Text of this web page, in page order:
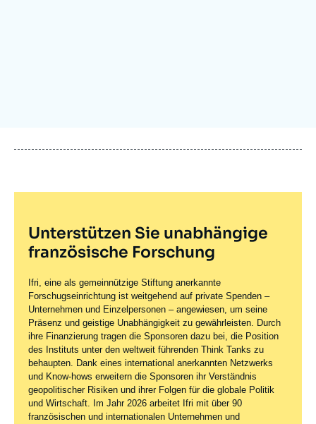
Unterstützen Sie unabhängige
französische Forschung
Ifri, eine als gemeinnützige Stiftung anerkannte
Forschugseinrichtung ist weitgehend auf private Spenden –
Unternehmen und Einzelpersonen – angewiesen, um seine
Präsenz und geistige Unabhängigkeit zu gewährleisten. Durch
ihre Finanzierung tragen die Sponsoren dazu bei, die Position
des Instituts unter den weltweit führenden Think Tanks zu
behaupten. Dank eines international anerkannten Netzwerks
und Know-hows erweitern die Sponsoren ihr Verständnis
geopolitischer Risiken und ihrer Folgen für die globale Politik
und Wirtschaft. Im Jahr 2026 arbeitet Ifri mit über 90
französischen und internationalen Unternehmen und